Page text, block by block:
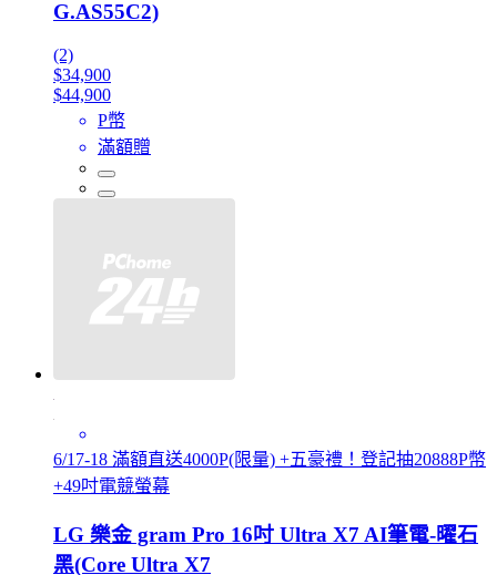
G.AS55C2)
(2)
$34,900
$44,900
P幣
滿額贈
6/17-18 滿額直送4000P(限量) +五豪禮！登記抽20888P幣
+49吋電競螢幕
LG 樂金 gram Pro 16吋 Ultra X7 AI筆電-曜石
黑(Core Ultra X7